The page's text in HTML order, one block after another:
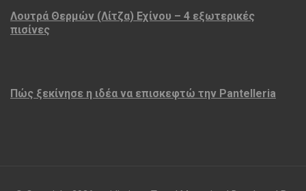
Λουτρά Θερμών (Λίτζα) Εχίνου – 4 εξωτερικές
πισίνες
Πώς ξεκίνησε η ιδέα να επισκεφτώ την Pantelleria